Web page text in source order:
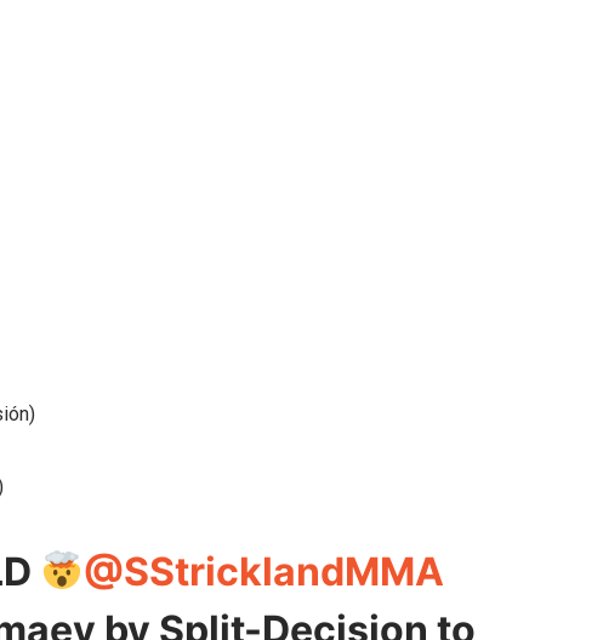
@SStricklandMMA
by Split-Decision to